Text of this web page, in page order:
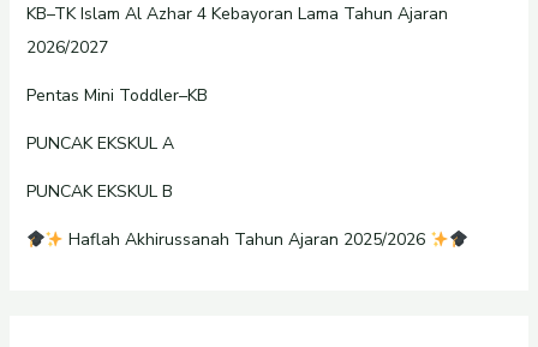
KB–TK Islam Al Azhar 4 Kebayoran Lama Tahun Ajaran
2026/2027
Pentas Mini Toddler–KB
PUNCAK EKSKUL A
PUNCAK EKSKUL B
Haflah Akhirussanah Tahun Ajaran 2025/2026